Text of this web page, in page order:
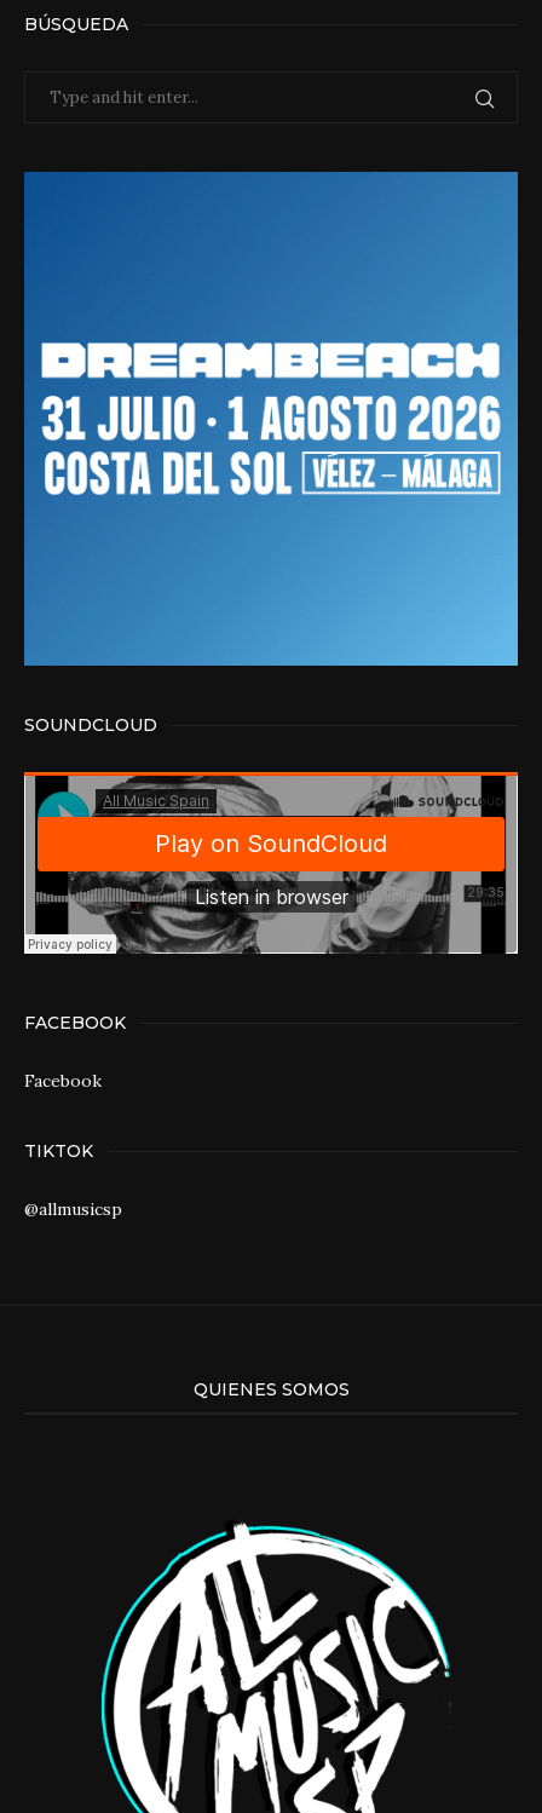
BÚSQUEDA
SOUNDCLOUD
FACEBOOK
Facebook
TIKTOK
@allmusicsp
QUIENES SOMOS